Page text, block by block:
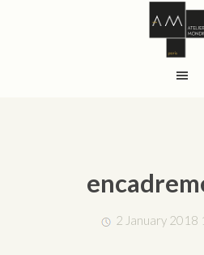
2 January 2018